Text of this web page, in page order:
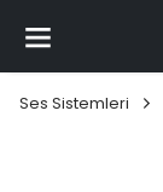
Ses Sistemleri